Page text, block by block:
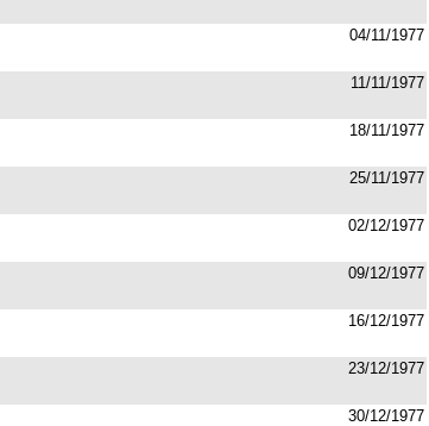
04/11/1977
11/11/1977
18/11/1977
25/11/1977
02/12/1977
09/12/1977
16/12/1977
23/12/1977
30/12/1977